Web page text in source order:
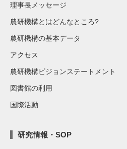
理事長メッセージ
農研機構とはどんなところ?
農研機構の基本データ
アクセス
農研機構ビジョンステートメント
図書館の利用
国際活動
研究情報・SOP